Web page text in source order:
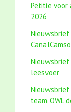
Petitie voor
2026
Nieuwsbrief
leesvoer
team OWL